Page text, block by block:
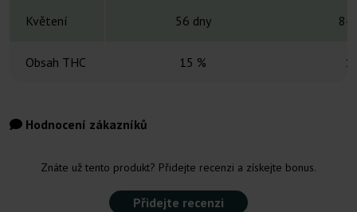
Květení 56 dny 8-
Obsah THC 15 %
Hodnocení zákazníků
Znáte už tento produkt? Přidejte recenzi a získejte bonus.
Přidejte recenzi